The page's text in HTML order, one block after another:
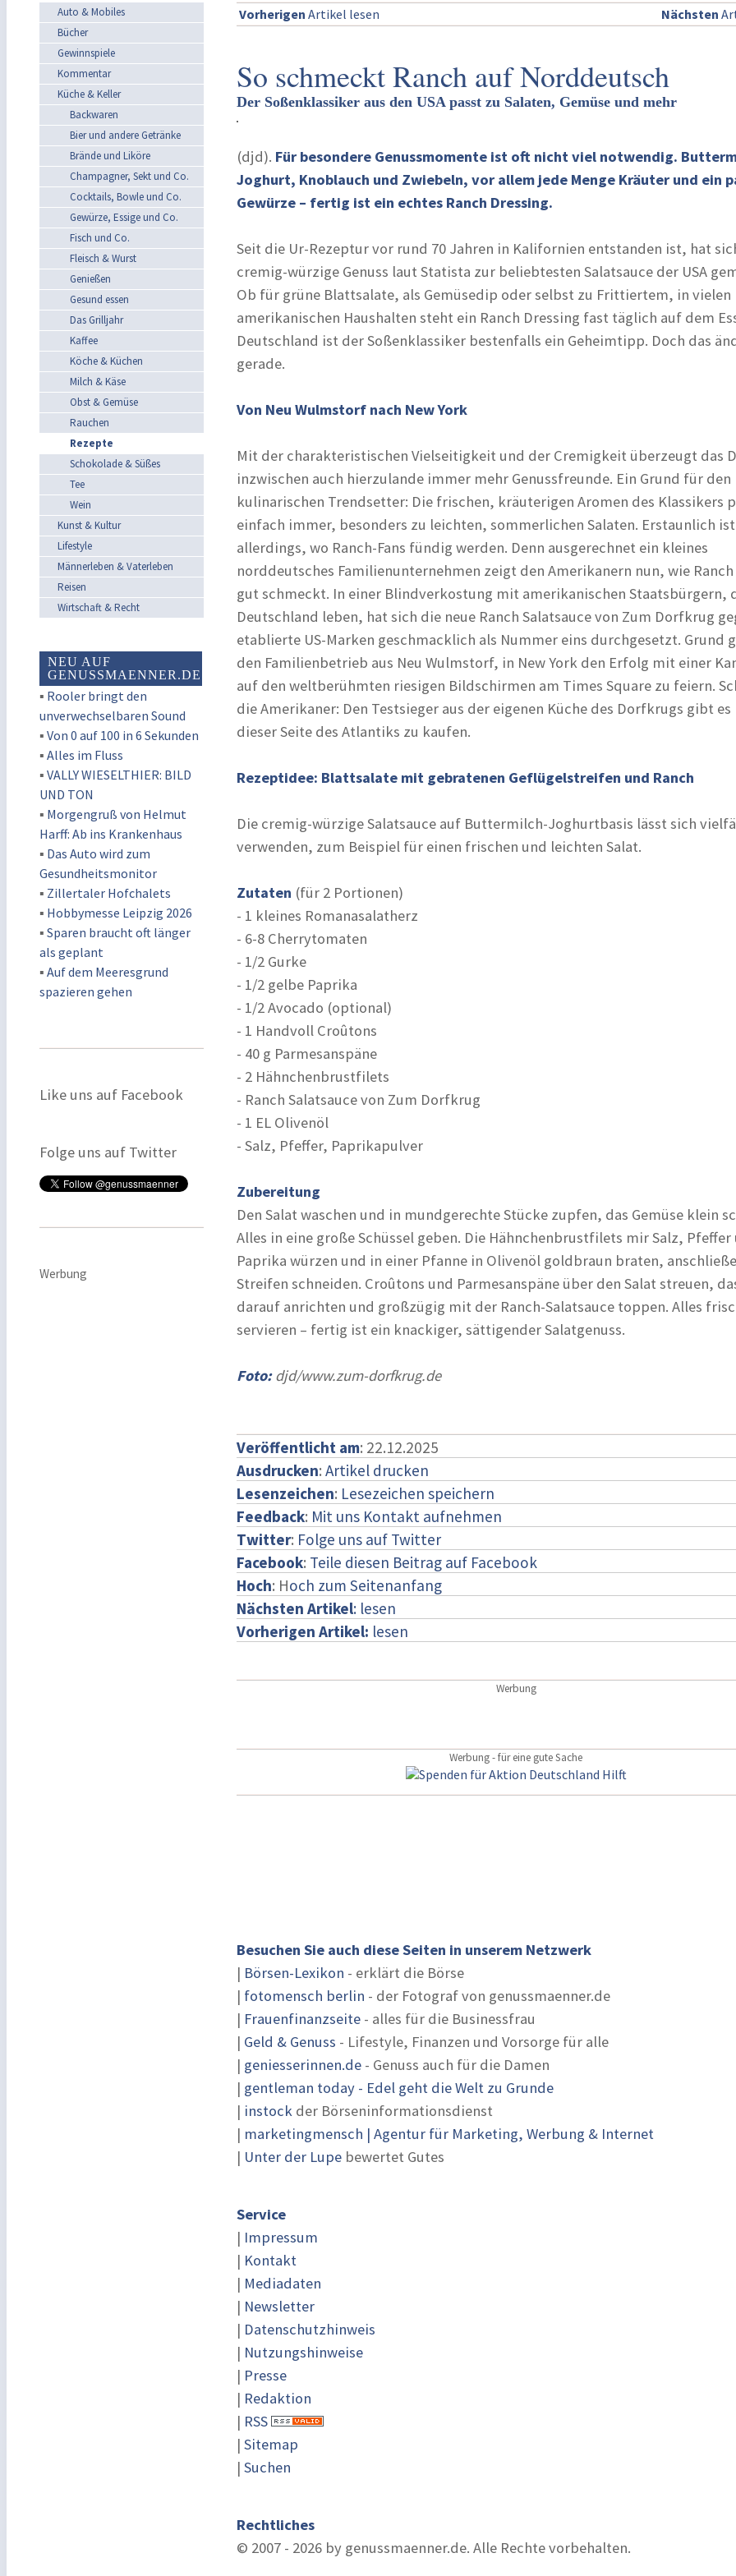
Auto & Mobiles
Bücher
Gewinnspiele
Kommentar
Küche & Keller
Backwaren
Bier und andere Getränke
Brände und Liköre
Champagner, Sekt und Co.
Cocktails, Bowle und Co.
Gewürze, Essige und Co.
Fisch und Co.
Fleisch & Wurst
Genießen
Gesund essen
Das Grilljahr
Kaffee
Köche & Küchen
Milch & Käse
Obst & Gemüse
Rauchen
Rezepte
Schokolade & Süßes
Tee
Wein
Kunst & Kultur
Lifestyle
Männerleben & Vaterleben
Reisen
Wirtschaft & Recht
NEU AUF
GENUSSMAENNER.DE
▪ Rooler bringt den
unverwechselbaren Sound
▪ Von 0 auf 100 in 6 Sekunden
▪ Alles im Fluss
▪ VALLY WIESELTHIER: BILD
UND TON
▪ Morgengruß von Helmut
Harff: Ab ins Krankenhaus
▪ Das Auto wird zum
Gesundheitsmonitor
▪ Zillertaler Hofchalets
▪ Hobbymesse Leipzig 2026
▪ Sparen braucht oft länger
als geplant
▪ Auf dem Meeresgrund
spazieren gehen
Like uns auf Facebook
Folge uns auf Twitter
Werbung
Vorherigen Artikel lesen Nächsten
So schmeckt Ranch auf Norddeutsch
Der Soßenklassiker aus den USA passt zu Salaten, Gemüse und mehr
(djd). Für besondere Genussmomente ist oft nicht viel notwendig.
Joghurt, Knoblauch und Zwiebeln, vor allem jede Menge Kräuter und ein
Gewürze – fertig ist ein echtes Ranch Dressing.
Seit die Ur-Rezeptur vor rund 70 Jahren in Kalifornien entstanden ist, hat
cremig-würzige Genuss laut Statista zur beliebtesten Salatsauce der USA
Ob für grüne Blattsalate, als Gemüsedip oder selbst zu Frittiertem, in vielen
amerikanischen Haushalten steht ein Ranch Dressing fast täglich auf dem
Deutschland ist der Soßenklassiker bestenfalls ein Geheimtipp. Doch das
gerade.
Von Neu Wulmstorf nach New York
Mit der charakteristischen Vielseitigkeit und der Cremigkeit überzeugt das
inzwischen auch hierzulande immer mehr Genussfreunde. Ein Grund für den
kulinarischen Trendsetter: Die frischen, kräuterigen Aromen des Klassikers
einfach immer, besonders zu leichten, sommerlichen Salaten. Erstaunlich ist
allerdings, wo Ranch-Fans fündig werden. Denn ausgerechnet ein kleines
norddeutsches Familienunternehmen zeigt den Amerikanern nun, wie
gut schmeckt. In einer Blindverkostung mit amerikanischen Staatsbürgern,
Deutschland leben, hat sich die neue Ranch Salatsauce von Zum Dorfkrug
etablierte US-Marken geschmacklich als Nummer eins durchgesetzt. Grund
den Familienbetrieb aus Neu Wulmstorf, in New York den Erfolg mit einer
auf den weltberühmten riesigen Bildschirmen am Times Square zu feiern.
die Amerikaner: Den Testsieger aus der eigenen Küche des Dorfkrugs gibt
dieser Seite des Atlantiks zu kaufen.
Rezeptidee: Blattsalate mit gebratenen Geflügelstreifen und Ranch
Die cremig-würzige Salatsauce auf Buttermilch-Joghurtbasis lässt sich
verwenden, zum Beispiel für einen frischen und leichten Salat.
Zutaten (für 2 Portionen)
- 1 kleines Romanasalatherz
- 6-8 Cherrytomaten
- 1/2 Gurke
- 1/2 gelbe Paprika
- 1/2 Avocado (optional)
- 1 Handvoll Croûtons
- 40 g Parmesanspäne
- 2 Hähnchenbrustfilets
- Ranch Salatsauce von Zum Dorfkrug
- 1 EL Olivenöl
- Salz, Pfeffer, Paprikapulver
Zubereitung
Den Salat waschen und in mundgerechte Stücke zupfen, das Gemüse klein
Alles in eine große Schüssel geben. Die Hähnchenbrustfilets mir Salz, Pfeffer
Paprika würzen und in einer Pfanne in Olivenöl goldbraun braten,
Streifen schneiden. Croûtons und Parmesanspäne über den Salat streuen,
darauf anrichten und großzügig mit der Ranch-Salatsauce toppen. Alles
servieren – fertig ist ein knackiger, sättigender Salatgenuss.
Foto:djd/www.zum-dorfkrug.de
Veröffentlicht am: 22.12.2025
Ausdrucken: Artikel drucken
Lesenzeichen: Lesezeichen speichern
Feedback: Mit uns Kontakt aufnehmen
Twitter: Folge uns auf Twitter
Facebook: Teile diesen Beitrag auf Facebook
Hoch: Hoch zum Seitenanfang
Nächsten Artikel: lesen
Vorherigen Artikel: lesen
Werbung
Werbung - für eine gute Sache
Besuchen Sie auch diese Seiten in unserem Netzwerk
| Börsen-Lexikon - erklärt die Börse
| fotomensch berlin - der Fotograf von genussmaenner.de
| Frauenfinanzseite - alles für die Businessfrau
| Geld & Genuss - Lifestyle, Finanzen und Vorsorge für alle
| geniesserinnen.de - Genuss auch für die Damen
| gentleman today - Edel geht die Welt zu Grunde
| instock der Börseninformationsdienst
| marketingmensch | Agentur für Marketing, Werbung & Internet
| Unter der Lupe bewertet Gutes
Service
| Impressum
| Kontakt
| Mediadaten
| Newsletter
| Datenschutzhinweis
| Nutzungshinweise
| Presse
| Redaktion
| RSS
| Sitemap
| Suchen
Rechtliches
© 2007 - 2026 by genussmaenner.de. Alle Rechte vorbehalten.